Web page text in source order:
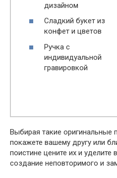
дизайном
Сладкий букет из
конфет и цветов
Ручка с
индивидуальной
гравировкой
Выбирая такие оригинальные
покажете вашему другу или
поистине цените их и уделите
создание неповторимого и